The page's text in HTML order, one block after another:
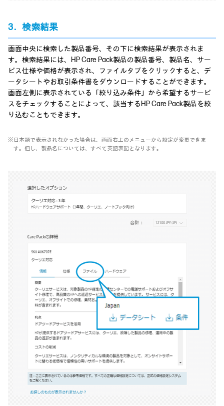
3．検索結果
画面中央に検索した製品番号、その下に検索結果が表示されま
す。検索結果には、HP Care Pack製品の製品番号、製品名、サー
ビス仕様や価格が表示され、ファイルタブをクリックすると、デ
ータシートやお取引条件書をダウンロードすることができます。
画面左側に表示されている「絞り込み条件」から希望するサービ
スをチェックすることによって、該当するHP Care Pack製品を絞
り込むこともできます。
※日本語で表示されなかった場合は、画面右上のメニューから設定が変更できま
す。但し、製品名については、すべて英語表記となります。